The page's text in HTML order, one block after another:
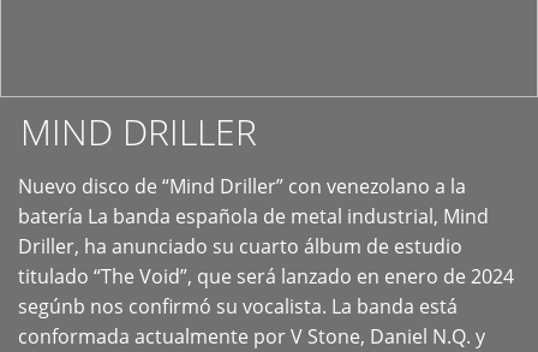
MIND DRILLER
Nuevo disco de “Mind Driller” con venezolano a la
batería La banda española de metal industrial, Mind
Driller, ha anunciado su cuarto álbum de estudio
titulado “The Void”, que será lanzado en enero de 2024
segúnb nos confirmó su vocalista. La banda está
conformada actualmente por V Stone, Daniel N.Q. y
+